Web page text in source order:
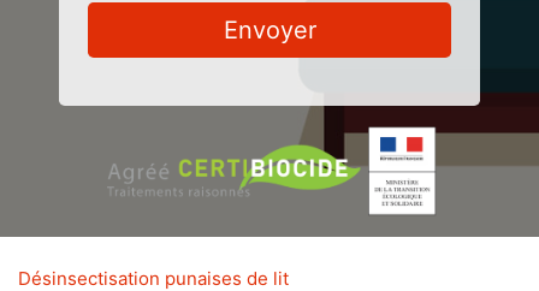
Envoyer
Désinsectisation punaises de lit